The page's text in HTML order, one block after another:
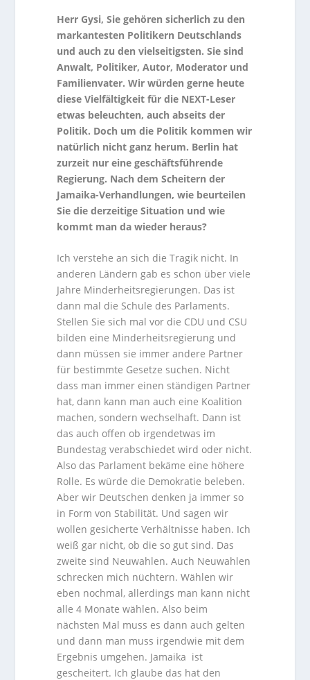
Herr Gysi, Sie gehören sicherlich zu den
markantesten Politikern Deutschlands
und auch zu den vielseitigsten. Sie sind
Anwalt, Politiker, Autor, Moderator und
Familienvater. Wir würden gerne heute
diese Vielfältigkeit für die NEXT-Leser
etwas beleuchten, auch abseits der
Politik. Doch um die Politik kommen wir
natürlich nicht ganz herum. Berlin hat
zurzeit nur eine geschäftsführende
Regierung. Nach dem Scheitern der
Jamaika-Verhandlungen, wie beurteilen
Sie die derzeitige Situation und wie
kommt man da wieder heraus?
Ich verstehe an sich die Tragik nicht. In
anderen Ländern gab es schon über viele
Jahre Minderheitsregierungen. Das ist
dann mal die Schule des Parlaments.
Stellen Sie sich mal vor die CDU und CSU
bilden eine Minderheitsregierung und
dann müssen sie immer andere Partner
für bestimmte Gesetze suchen. Nicht
dass man immer einen ständigen Partner
hat, dann kann man auch eine Koalition
machen, sondern wechselhaft. Dann ist
das auch offen ob irgendetwas im
Bundestag verabschiedet wird oder nicht.
Also das Parlament bekäme eine höhere
Rolle. Es würde die Demokratie beleben.
Aber wir Deutschen denken ja immer so
in Form von Stabilität. Und sagen wir
wollen gesicherte Verhältnisse haben. Ich
weiß gar nicht, ob die so gut sind. Das
zweite sind Neuwahlen. Auch Neuwahlen
schrecken mich nüchtern. Wählen wir
eben nochmal, allerdings man kann nicht
alle 4 Monate wählen. Also beim
nächsten Mal muss es dann auch gelten
und dann man muss irgendwie mit dem
Ergebnis umgehen. Jamaika ist
gescheitert. Ich glaube das hat den